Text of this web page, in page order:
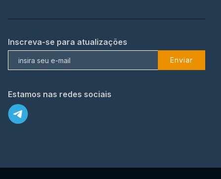
Inscreva-se para atualizações
Enviar
Estamos nas redes sociais